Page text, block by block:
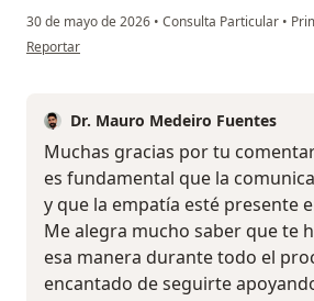
30 de mayo de 2026 • Consulta Particular •
en opinión del usuario JMV
Reportar
Dr. Mauro Medeiro Fuentes
Muchas gracias por tu
es fundamental que la
y que la empatía esté presente
Me alegra mucho saber que te
esa manera durante todo el
encantado de seguirte